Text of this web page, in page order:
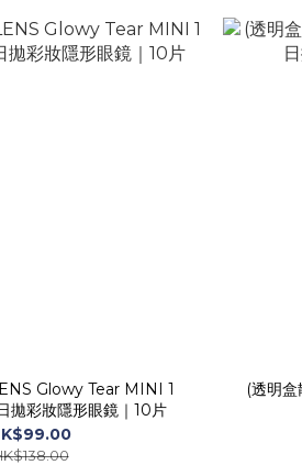
Glowy Tear MINI 1
彩妝隱形眼鏡｜10片
(透明